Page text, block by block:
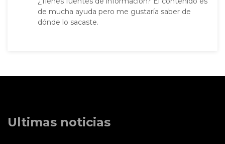
de mucha ayuda pero me gustaría saber de
dónde lo sacaste.
Ultimas noticias